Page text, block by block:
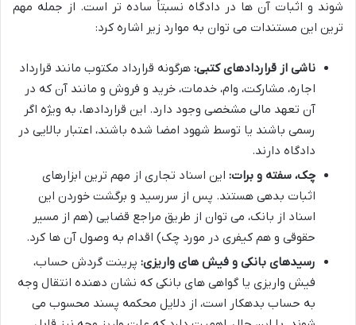
شوند و اثبات آن ها در دادگاه نسبتاً ساده تر است. از جمله مهم
ترین این مستندات می توان به موارد زیر اشاره کرد:
ناشی از قراردادهای کتبی: هرگونه قرارداد مکتوب مانند قرارداد
اجاره، مشارکت، وام، خدمات، خرید و فروش و مانند آن که در
آن تعهد مالی مشخصی وجود دارد. این قراردادها، به ویژه اگر
رسمی باشند یا توسط شهود امضا شده باشند، اعتبار بالایی در
دادگاه دارند.
چک، سفته و برات: این اسناد تجاری از مهم ترین ابزارهای
اثبات بدهی هستند. پس از سررسید و برگشت خوردن این
اسناد از بانک، می توان از طریق مراجع قضایی (هم از مسیر
حقوقی و هم کیفری در مورد چک) اقدام به وصول آن ها کرد.
رسیدهای بانکی و فیش های واریزی: پرینت گردش حساب،
فیش واریزی یا گواهی های بانکی که نشان دهنده انتقال وجه
به حساب بدهکار است، از دلایل محکمه پسند محسوب می